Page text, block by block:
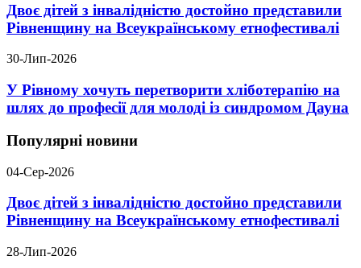
Двоє дітей з інвалідністю достойно представили
Рівненщину на Всеукраїнському етнофестивалі
30-Лип-2026
У Рівному хочуть перетворити хліботерапію на
шлях до професії для молоді із синдромом Дауна
Популярні новини
04-Сер-2026
Двоє дітей з інвалідністю достойно представили
Рівненщину на Всеукраїнському етнофестивалі
28-Лип-2026